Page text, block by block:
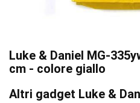
Luke & Daniel MG-
cm - colore giallo
Altri gadget Luke &